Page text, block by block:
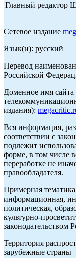
Главный редактор
Сетевое издание
Язык(и): русский
Перевод
Российской
Доменное имя
издания):
Вся информация,
соответствии с
подлежит
форме, в том числе
переработке не
правообладателя.
Примерная
информационная,
политическая,
культурно-
законодательством
Территория
зарубежные страны